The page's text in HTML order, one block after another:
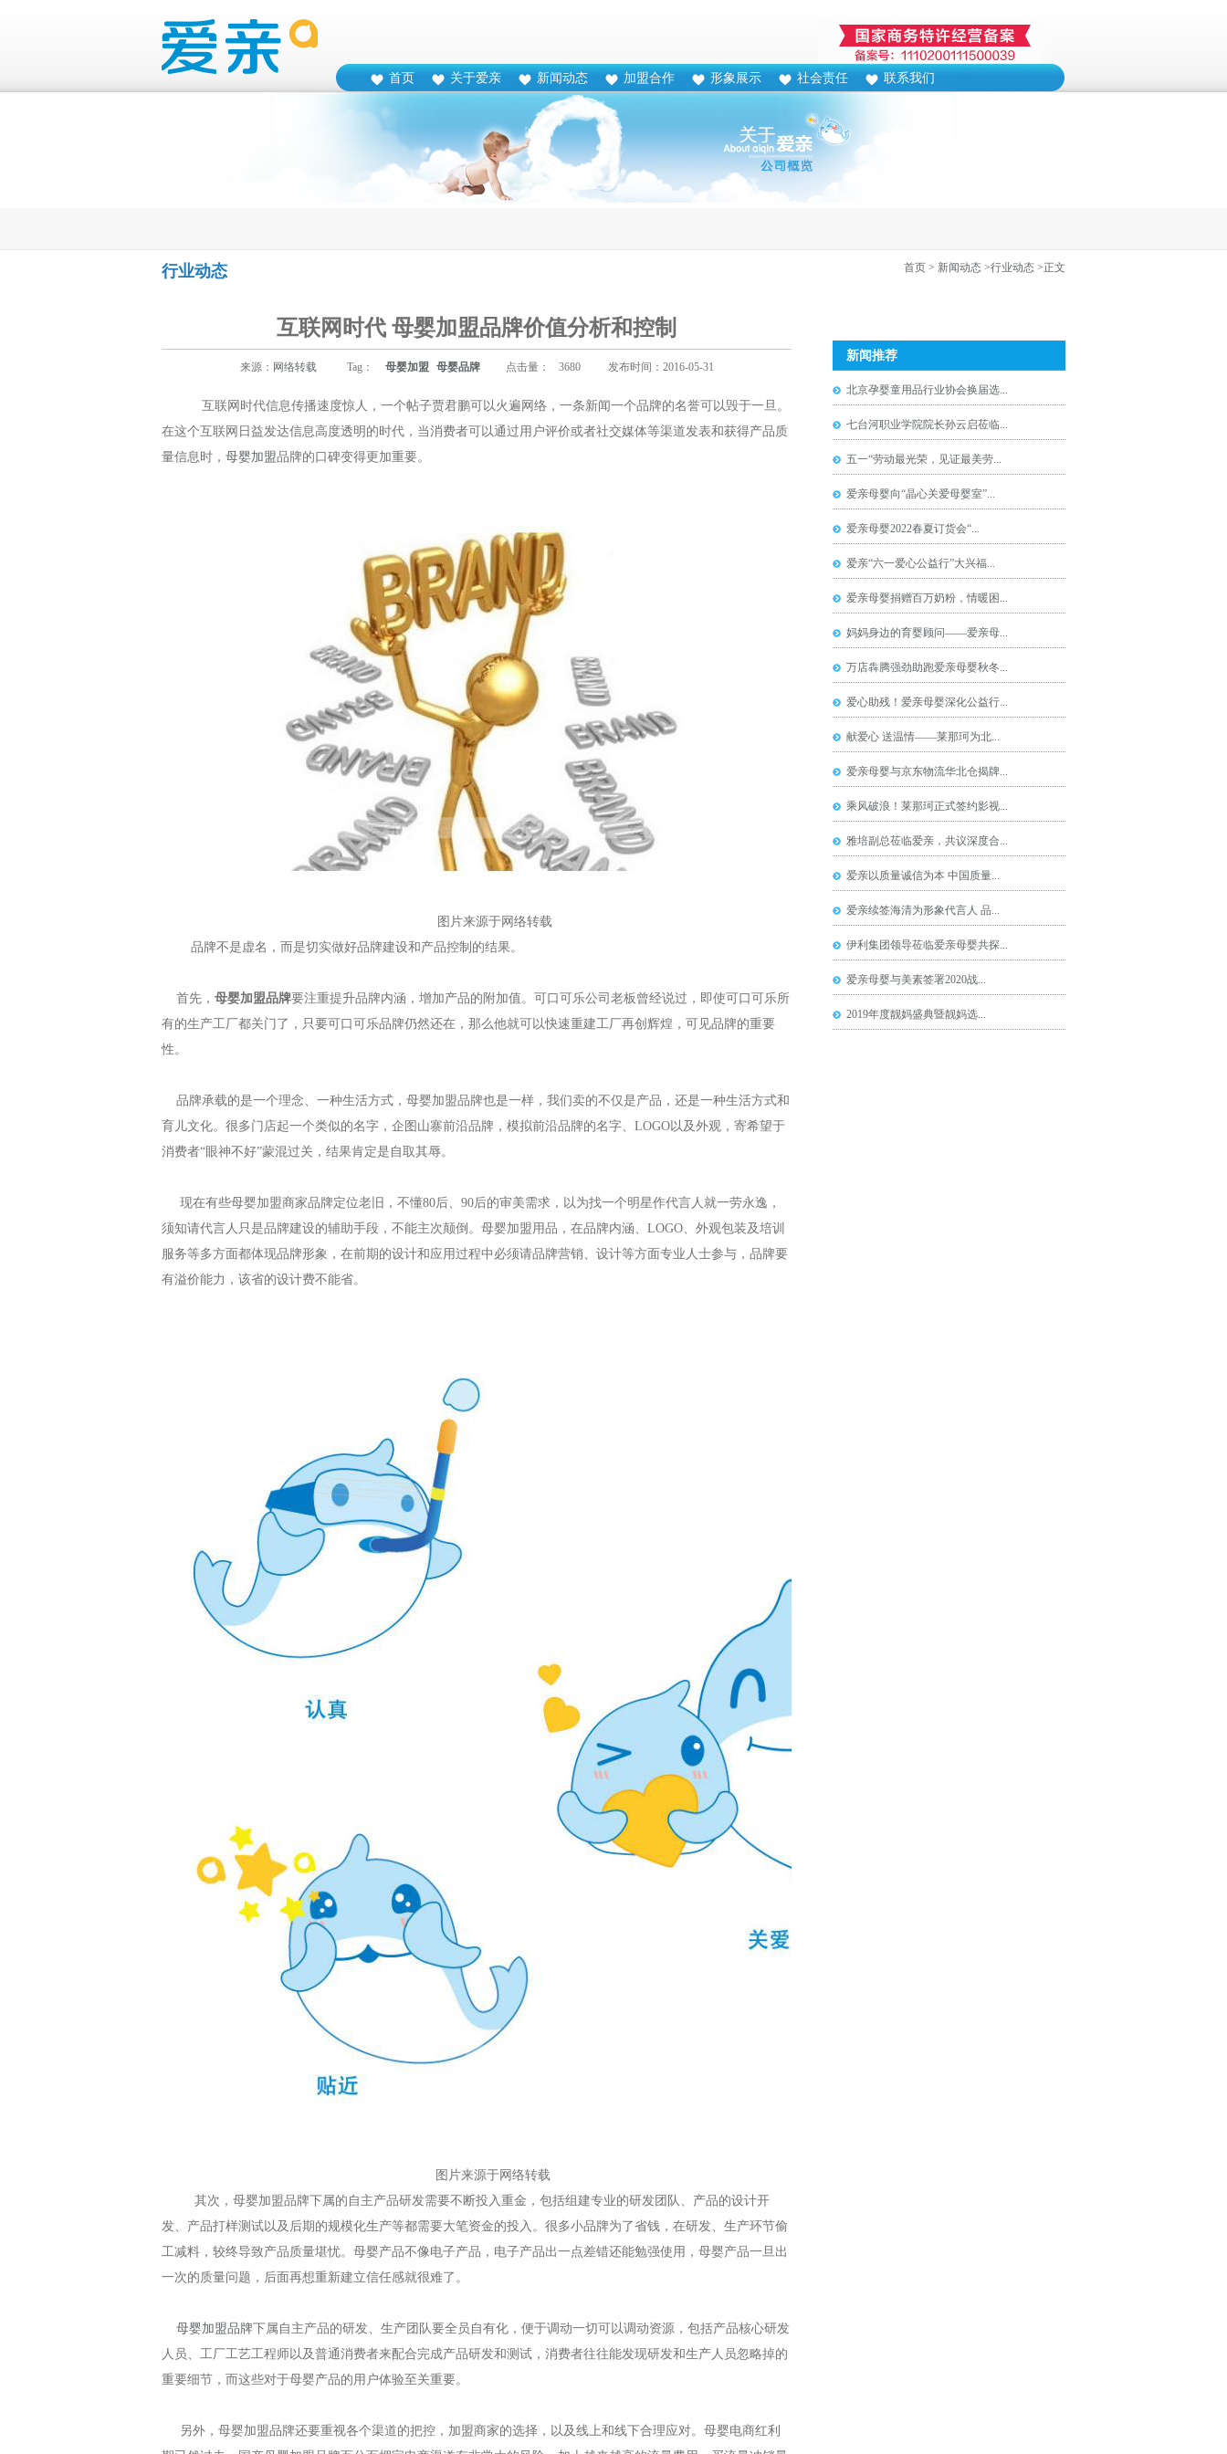
首页 关于爱亲 新闻动态 加盟合作 形象展示 社会责任 联系我们
行业动态 首页 > 新闻动态 >行业动态 >正文
互联网时代 母婴加盟品牌价值分析和控制
来源： 网络转载 Tag： 母婴加盟 母婴品牌 点击量： 3680 发布时间：2016-05-31
互联网时代信息传播速度惊人，一个帖子贾君鹏可以火遍网络，一条新闻一个品牌的名誉可以毁于一旦。
在这个互联网日益发达信息高度透明的时代，当消费者可以通过用户评价或者社交媒体等渠道发表和获得产品质
量信息时， 母婴加盟品牌的口碑变得更加重要。
图片来源于网络转载
品牌不是虚名，而是切实做好品牌建设和产品控制的结果。
首先， 母婴加盟品牌要注重提升品牌内涵，增加产品的附加值。可口可乐公司老板曾经说过，即使可口可乐所
有的生产工厂都关门了，只要可口可乐品牌仍然还在，那么他就可以快速重建工厂再创辉煌，可见品牌的重要
性。
品牌承载的是一个理念、一种生活方式，母婴加盟品牌也是一样，我们卖的不仅是产品，还是一种生活方式和
育儿文化。很多门店起一个类似的名字，企图山寨前沿品牌，模拟前沿品牌的名字、LOGO以及外观，寄希望于
消费者“眼神不好”蒙混过关，结果肯定是自取其辱。
现在有些母婴加盟商家品牌定位老旧，不懂80后、90后的审美需求，以为找一个明星作代言人就一劳永逸，
须知请代言人只是品牌建设的辅助手段，不能主次颠倒。母婴加盟用品，在品牌内涵、LOGO、外观包装及培训
服务等多方面都体现品牌形象，在前期的设计和应用过程中必须请品牌营销、设计等方面专业人士参与，品牌要
有溢价能力，该省的设计费不能省。
图片来源于网络转载
其次，母婴加盟品牌下属的自主产品研发需要不断投入重金，包括组建专业的研发团队、产品的设计开
发、产品打样测试以及后期的规模化生产等都需要大笔资金的投入。很多小品牌为了省钱，在研发、生产环节偷
工减料，较终导致产品质量堪忧。母婴产品不像电子产品，电子产品出一点差错还能勉强使用，母婴产品一旦出
一次的质量问题，后面再想重新建立信任感就很难了。
母婴加盟品牌下属自主产品的研发、生产团队要全员自有化，便于调动一切可以调动资源，包括产品核心研发
人员、工厂工艺工程师以及普通消费者来配合完成产品研发和测试，消费者往往能发现研发和生产人员忽略掉的
重要细节，而这些对于母婴产品的用户体验至关重要。
另外，母婴加盟品牌还要重视各个渠道的把控，加盟商家的选择，以及线上和线下合理应对。母婴电商红利
新闻推荐
北京孕婴童用品行业协会换届选...
七台河职业学院院长孙云启莅临...
五一“劳动最光荣，见证最美劳...
爱亲母婴向“晶心关爱母婴室”...
爱亲母婴2022春夏订货会“...
爱亲“六一爱心公益行”大兴福...
爱亲母婴捐赠百万奶粉，情暖困...
妈妈身边的育婴顾问——爱亲母...
万店犇腾强劲助跑爱亲母婴秋冬...
爱心助残！爱亲母婴深化公益行...
献爱心 送温情——莱那珂为北...
爱亲母婴与京东物流华北仓揭牌...
乘风破浪！莱那珂正式签约影视...
雅培副总莅临爱亲，共议深度合...
爱亲以质量诚信为本 中国质量...
爱亲续签海清为形象代言人 品...
伊利集团领导莅临爱亲母婴共探...
爱亲母婴与美素签署2020战...
2019年度靓妈盛典暨靓妈选...